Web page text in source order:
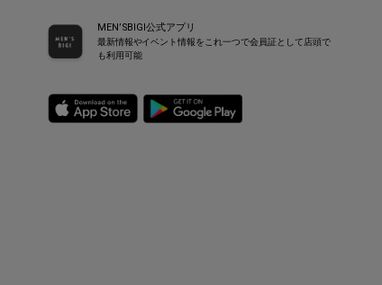
MEN’SBIGI公式アプリ
最新情報やイベント情報をこれ一つで会員証として店頭で
も利用可能